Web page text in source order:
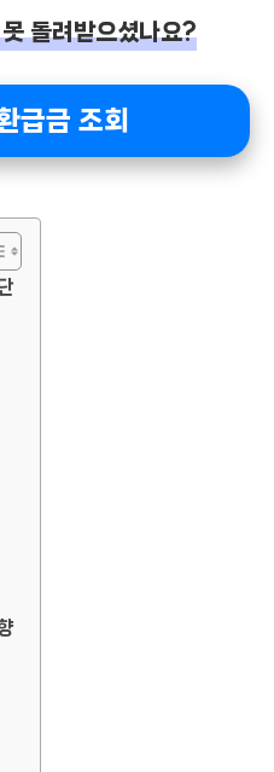
돌려받으셨나요?
급금 조회